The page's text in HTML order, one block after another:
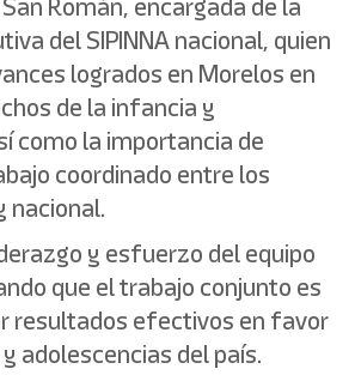
del SIPINNA nacional, quien
logrados en Morelos en
de la infancia y
como la importancia de
coordinado entre los
nacional.
y esfuerzo del equipo
que el trabajo conjunto es
resultados efectivos en favor
adolescencias del país.